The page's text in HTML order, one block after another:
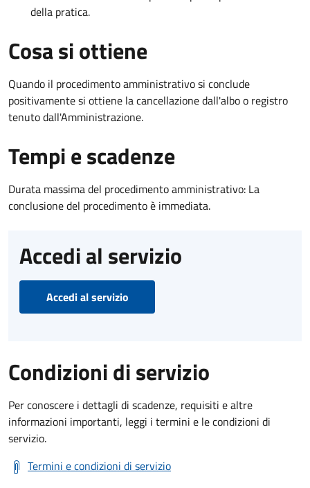
della pratica.
Cosa si ottiene
Quando il procedimento amministrativo si conclude
positivamente si ottiene la cancellazione dall'albo o registro
tenuto dall'Amministrazione.
Tempi e scadenze
Durata massima del procedimento amministrativo: La
conclusione del procedimento è immediata.
Accedi al servizio
Accedi al servizio
Condizioni di servizio
Per conoscere i dettagli di scadenze, requisiti e altre
informazioni importanti, leggi i termini e le condizioni di
servizio.
Termini e condizioni di servizio